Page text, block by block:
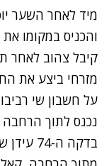
מיד לאחר השער
קיבל צהוב לאחר
מזרחי ביצע את
נכנס לתוך הרחבה
בדקה